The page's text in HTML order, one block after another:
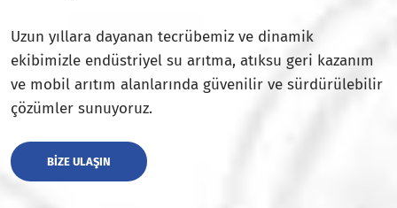
Uzun yıllara dayanan tecrübemiz ve dinamik
ekibimizle endüstriyel su arıtma, atıksu geri kazanım
ve mobil arıtım alanlarında güvenilir ve sürdürülebilir
çözümler sunuyoruz.
BIZE ULAŞIN